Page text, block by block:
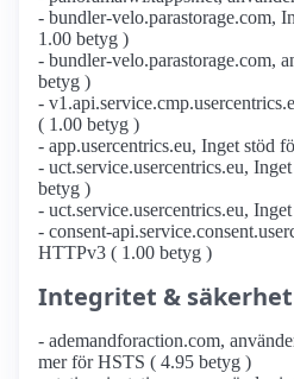
- bundler-velo.parastorage.com,
1.00 betyg )
- bundler-velo.parastorage.com,
betyg )
-
( 1.00 betyg )
- app.usercentrics.eu, Inget stöd
- uct.service.usercentrics.eu,
betyg )
- uct.service.usercentrics.eu,
- consent-
HTTPv3 ( 1.00 betyg )
Integritet & säkerhet
- ademandforaction.com,
mer för HSTS ( 4.95 betyg )